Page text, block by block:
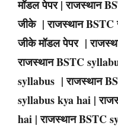
मॉडल पेपर | राजस्थान
जीके | राजस्थान BSTC
जीके मॉडल पेपर |
राजस्थान BSTC
syllabus | राजस्थान
syllabus kya hai |
hai | राजस्थान BSTC